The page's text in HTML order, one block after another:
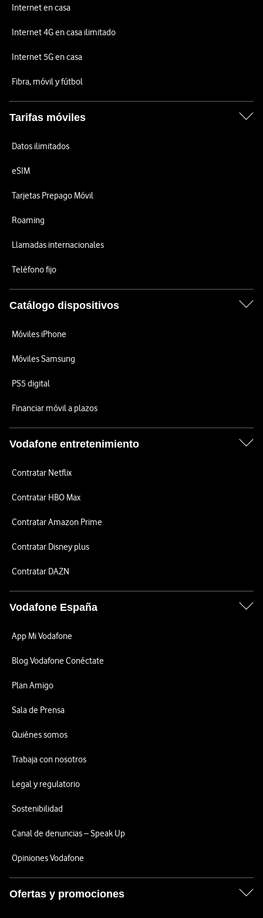
Internet en casa
Internet 4G en casa ilimitado
Internet 5G en casa
Fibra, móvil y fútbol
Tarifas móviles
Datos ilimitados
eSIM
Tarjetas Prepago Móvil
Roaming
Llamadas internacionales
Teléfono fijo
Catálogo dispositivos
Móviles iPhone
Móviles Samsung
PS5 digital
Financiar móvil a plazos
Vodafone entretenimiento
Contratar Netflix
Contratar HBO Max
Contratar Amazon Prime
Contratar Disney plus
Contratar DAZN
Vodafone España
App Mi Vodafone
Blog Vodafone Conéctate
Plan Amigo
Sala de Prensa
Quiénes somos
Trabaja con nosotros
Legal y regulatorio
Sostenibilidad
Canal de denuncias – Speak Up
Opiniones Vodafone
Ofertas y promociones